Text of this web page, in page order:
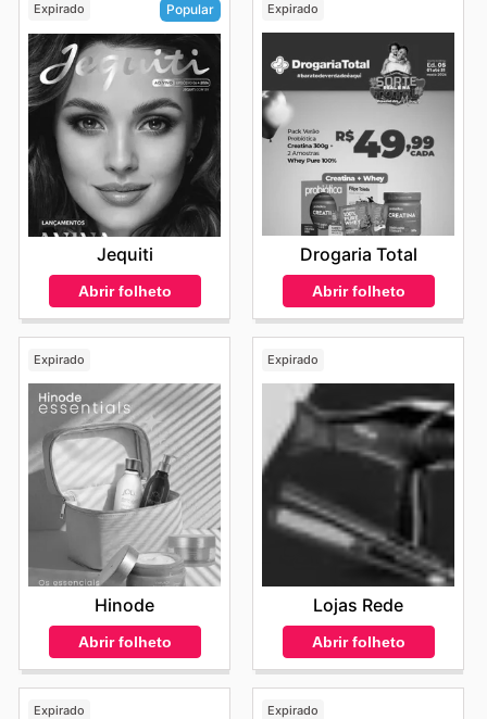
Expirado Popular
Jequiti
Abrir folheto
Expirado
Drogaria Total
Abrir folheto
Expirado
Hinode
Abrir folheto
Expirado
Lojas Rede
Abrir folheto
Expirado Expirado